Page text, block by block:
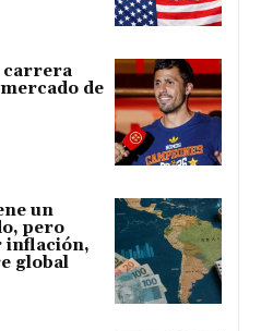
carrera
de
un
pero
inflación,
global